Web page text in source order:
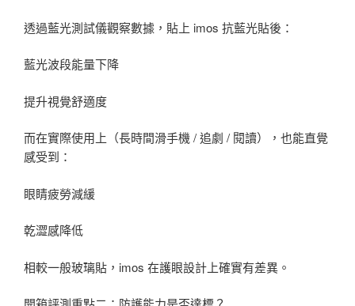
透過藍光測試儀觀察數據，貼上 imos 抗藍光貼後：
藍光波段能量下降
提升視覺舒適度
而在實際使用上（長時間滑手機 / 追劇 / 閱讀），也能直覺
感受到：
眼睛疲勞減緩
乾澀感降低
相較一般玻璃貼，imos 在護眼設計上確實有差異。